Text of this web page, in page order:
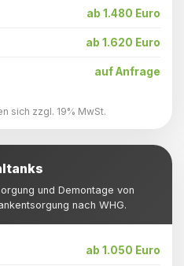
ab 1.480 Euro
ab 1.620 Euro
auf Anfrage
sich zzgl. 19% MwSt.
und Demontage von
nach WHG.
ab 1.050 Euro